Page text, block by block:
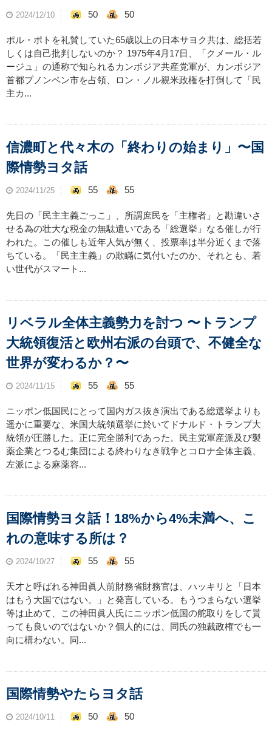
2024/12/10 50 50
ポル・ポトを礼賛していた65歳以上の日本サヨク共は、総括若
しくは自己批判しないのか？ 1975年4月17日、「クメール・ル
ージュ」の通称で知られるカンボジア共産党軍が、カンボジア
首都プノンペン市を占領、ロン・ノル親米政権を打倒して「民
主カ...
信濃町と代々木の「終わりの始まり」〜国
際情勢ヨタ話
2024/11/25 55 55
先日の「民主主義ごっこ」、所謂庶民を「主権者」と勘違いさ
せる為の壮大な税金の無駄遣いである「総選挙」なる催しが行
われた。この催しも近年人気が無く、投票率は半分近くまで落
ちている。「民主主義」の欺瞞に気付いたのか、それとも、若
い世代がスマート...
リベラル全体主義勢力を討つ 〜トランプ
大統領復活と欧州右派の台頭で、不健全な
世界が変わるか？〜
2024/11/15 55 55
ニッポン低国民にとって国内ガス抜き演出である総選挙よりも
遥かに重要な、米国大統領選挙に於いてドナルド・トランプ大
統領が圧勝した。正に完全勝利であった。民主党軍産派及び製
薬企業とつるむ集団による終わりなき戦争とコロナ全体主義、
左派による麻薬容...
国際情勢ヨタ話！18%から4%未満へ、こ
れの意味する所は？
2024/10/27 55 55
天才と呼ばれる神田眞人前財務省財務官は、ハッキリと「日本
はもう大国ではない。」と発言している。もうつまらない選挙
等は止めて、この神田眞人氏にニッポン低国の舵取りをして貰
っても良いのではないか？個人的には、同氏の独裁政権でも一
向に構わない。同...
国際情勢やたらヨタ話
2024/10/11 50 50